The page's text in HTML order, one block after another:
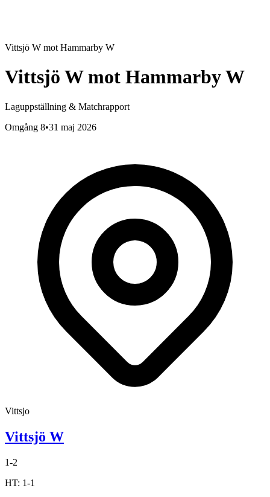
Vittsjö W mot Hammarby W
Vittsjö Wmot Hammarby W
Laguppställning & Matchrapport
Omgång 8•31 maj 2026
Vittsjo
Vittsjö W
1-2
HT: 1-1